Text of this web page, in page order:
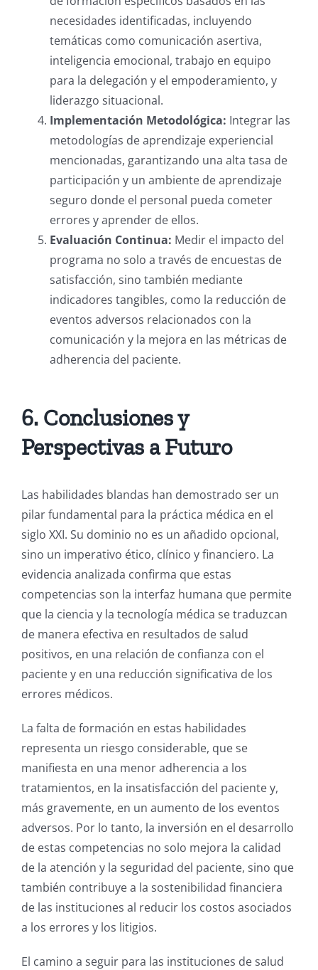
necesidades identificadas, incluyendo
temáticas como comunicación asertiva,
inteligencia emocional, trabajo en equipo
para la delegación y el empoderamiento, y
liderazgo situacional.
Implementación Metodológica: Integrar las
metodologías de aprendizaje experiencial
mencionadas, garantizando una alta tasa de
participación y un ambiente de aprendizaje
seguro donde el personal pueda cometer
errores y aprender de ellos.
Evaluación Continua: Medir el impacto del
programa no solo a través de encuestas de
satisfacción, sino también mediante
indicadores tangibles, como la reducción de
eventos adversos relacionados con la
comunicación y la mejora en las métricas de
adherencia del paciente.
6. Conclusiones y
Perspectivas a Futuro
Las habilidades blandas han demostrado ser un
pilar fundamental para la práctica médica en el
siglo XXI. Su dominio no es un añadido opcional,
sino un imperativo ético, clínico y financiero. La
evidencia analizada confirma que estas
competencias son la interfaz humana que permite
que la ciencia y la tecnología médica se traduzcan
de manera efectiva en resultados de salud
positivos, en una relación de confianza con el
paciente y en una reducción significativa de los
errores médicos.
La falta de formación en estas habilidades
representa un riesgo considerable, que se
manifiesta en una menor adherencia a los
tratamientos, en la insatisfacción del paciente y,
más gravemente, en un aumento de los eventos
adversos. Por lo tanto, la inversión en el desarrollo
de estas competencias no solo mejora la calidad
de la atención y la seguridad del paciente, sino que
también contribuye a la sostenibilidad financiera
de las instituciones al reducir los costos asociados
a los errores y los litigios.
El camino a seguir para las instituciones de salud